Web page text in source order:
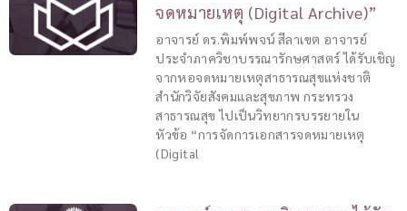
จดหมายเหตุ (Digital Archive)”
อาจารย์ ดร.พิมพ์พจน์ สีลาเขต อาจารย์
ประจำภาควิชาบรรณารักษศาสตร์ ได้รับเชิญ
จากหอจดหมายเหตุสาธารณสุขแห่งชาติ
สำนักวิจัยสังคมและสุขภาพ กระทรวง
สาธารณสุข ไปเป็นวิทยากรบรรยายใน
หัวข้อ “การจัดการเอกสารจดหมายเหตุ
(Digital